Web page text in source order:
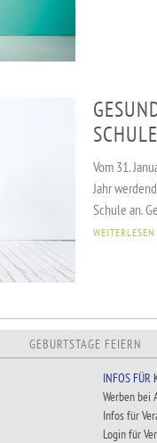
SCHULE
Vom 31.
Jahr
Schule an.
WEITERLESEN
GEBURTSTAGE FEIERN
INFOS FÜR
Werben bei
Infos für
Login für